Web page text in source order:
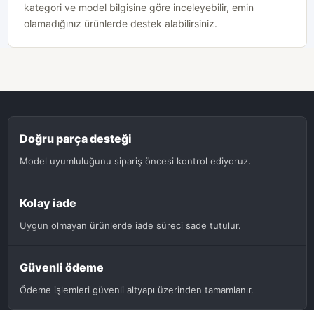
kategori ve model bilgisine göre inceleyebilir, emin
olamadığınız ürünlerde destek alabilirsiniz.
Doğru parça desteği
Model uyumluluğunu sipariş öncesi kontrol ediyoruz.
Kolay iade
Uygun olmayan ürünlerde iade süreci sade tutulur.
Güvenli ödeme
Ödeme işlemleri güvenli altyapı üzerinden tamamlanır.